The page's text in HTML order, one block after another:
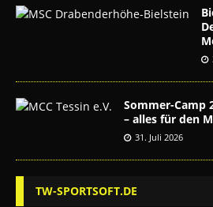
Sommer-Camp
– alles für den
31. Juli 2026
TW-SPORTSOFT.DE